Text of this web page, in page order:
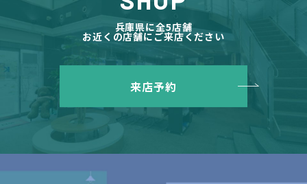
兵庫県に全5店舗
お近くの店舗にご来店ください
来店予約